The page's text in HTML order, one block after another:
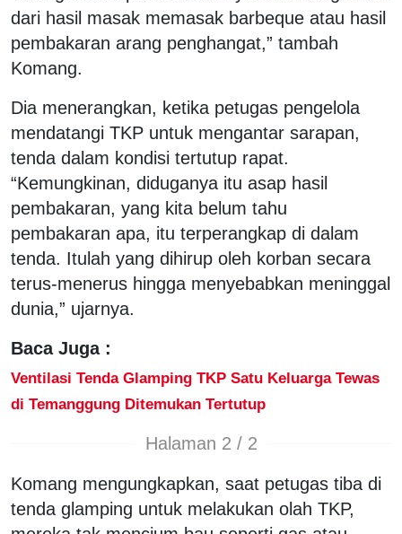
dari hasil masak memasak barbeque atau hasil
pembakaran arang penghangat,” tambah
Komang.
Dia menerangkan, ketika petugas pengelola
mendatangi TKP untuk mengantar sarapan,
tenda dalam kondisi tertutup rapat.
“Kemungkinan, diduganya itu asap hasil
pembakaran, yang kita belum tahu
pembakaran apa, itu terperangkap di dalam
tenda. Itulah yang dihirup oleh korban secara
terus-menerus hingga menyebabkan meninggal
dunia,” ujarnya.
Baca Juga :
Ventilasi Tenda Glamping TKP Satu Keluarga Tewas
di Temanggung Ditemukan Tertutup
Halaman 2 / 2
Komang mengungkapkan, saat petugas tiba di
tenda glamping untuk melakukan olah TKP,